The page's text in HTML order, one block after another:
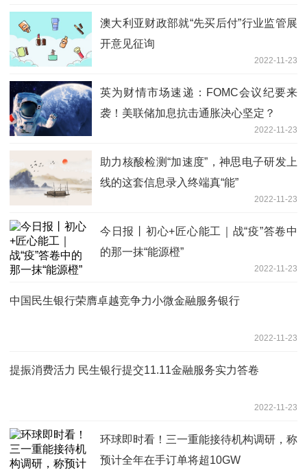
澳大利亚财政部就“先买后付”行业监管展
开意见征询
2022-11-23
英为财情市场速递：FOMC会议纪要来
袭！美联储加息抗击通胀决心坚定？
2022-11-23
助力核酸检测“加速度”，神思电子研发上
线的这套信息录入终端真“能”
2022-11-23
今日报丨初心+匠心能工｜战“疫”答卷中
的那一抹“能源橙”
2022-11-23
中国民生银行荣膺卓越竞争力小微金融服务银行
2022-11-23
提振消费活力 民生银行提交11.11金融服务实力答卷
2022-11-23
环球即时看！三一重能接待机构调研，称
预计全年在手订单将超10GW